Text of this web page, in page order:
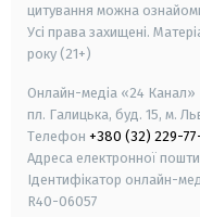
цитування можна
Усі права захищені.
року (21+)
Онлайн-медіа «24 Канал»
пл. Галицька, буд. 15, м.
Телефон +380 (32) 229-
Адреса електронної
Ідентифікатор онлайн-
R40-06057